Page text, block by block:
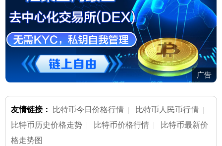
广告
友情链接： 比特币今日价格行情 | 比特币人民币行情 |
比特币历史价格走势 | 比特币价格行情 | 比特币最新价
格走势图